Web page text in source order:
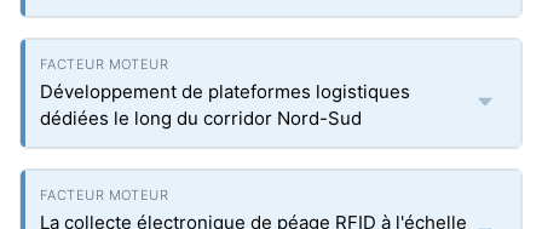
Développement de plateformes logistiques
dédiées le long du corridor Nord-Sud
La collecte électronique de péage RFID à l'échelle